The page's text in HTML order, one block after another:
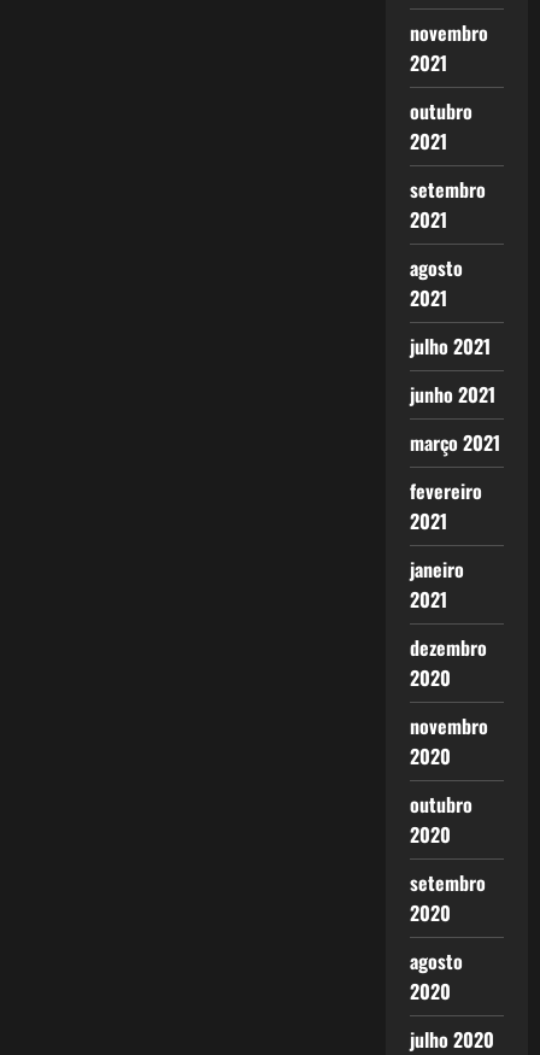
novembro
2021
outubro
2021
setembro
2021
agosto
2021
julho 2021
junho 2021
março 2021
fevereiro
2021
janeiro
2021
dezembro
2020
novembro
2020
outubro
2020
setembro
2020
agosto
2020
julho 2020